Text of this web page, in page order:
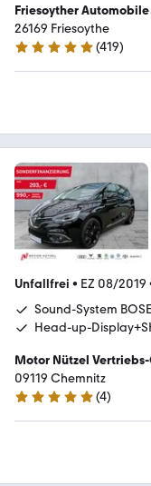
Friesoyther
26169 Friesoythe
4.8 Sterne
(419)
Unfallfrei • EZ 08/2019
Sound-System
Head-up-
Motor Nützel
09119 Chemnitz
5 Sterne
(4)